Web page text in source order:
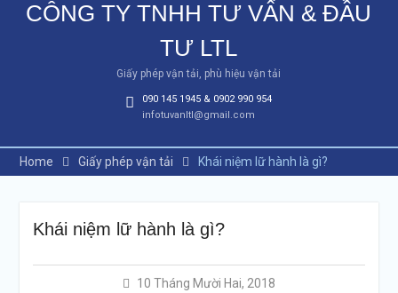
CÔNG TY TNHH TƯ VẤN & ĐẦU
TƯ LTL
Giấy phép vận tải, phù hiệu vận tải
090 145 1945 & 0902 990 954
infotuvanltl@gmail.com
Home Giấy phép vận tải Khái niệm lữ hành là gì?
Khái niệm lữ hành là gì?
10 Tháng Mười Hai, 2018